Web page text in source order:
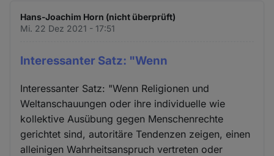
Hans-Joachim Horn (nicht überprüft)
Mi. 22 Dez 2021 - 17:51
Interessanter Satz: "Wenn
Interessanter Satz: "Wenn Religionen und
Weltanschauungen oder ihre individuelle wie
kollektive Ausübung gegen Menschenrechte
gerichtet sind, autoritäre Tendenzen zeigen, einen
alleinigen Wahrheitsanspruch vertreten oder